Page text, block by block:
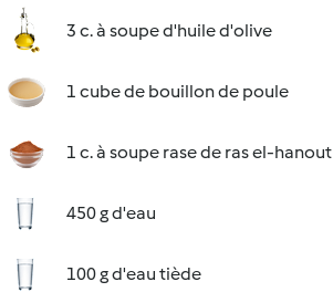
3 c. à soupe d'huile d'olive
1 cube de bouillon de poule
1 c. à soupe rase de ras el-hanout
450 g d'eau
100 g d'eau tiède